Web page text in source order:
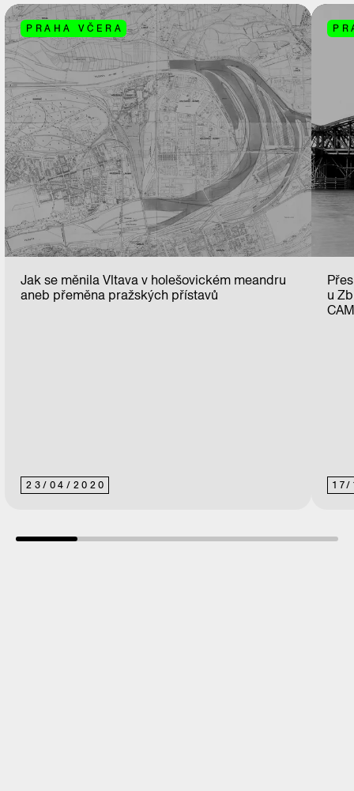
PRAHA VČERA
23/ 04/ 2020
Jak se měnila Vltava v holešovickém meandru
aneb přeměna pražských přístavů
17/
u